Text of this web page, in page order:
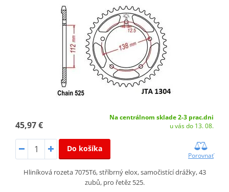
45,97 €
Na centrálnom sklade 2-3 prac.dni
u vás do 13. 08.
Do košíka
Porovnať
Hliníková rozeta 7075T6, stříbrný elox, samočistící drážky, 43
zubů, pro řetěz 525.